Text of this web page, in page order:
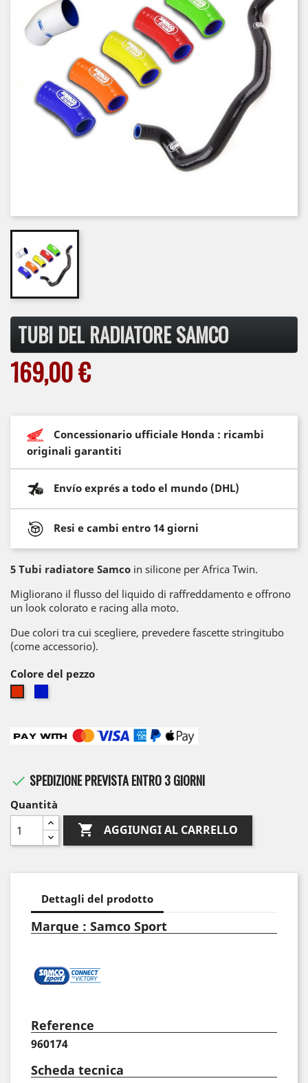
TUBI DEL RADIATORE SAMCO
169,00 €
Concessionario ufficiale Honda : ricambi
originali garantiti
Envío exprés a todo el mundo (DHL)
Resi e cambi entro 14 giorni
5 Tubi radiatore Samco in silicone per Africa Twin.
Migliorano il flusso del liquido di raffreddamento e offrono
un look colorato e racing alla moto.
Due colori tra cui scegliere, prevedere fascette stringitubo
(come accessorio).
Colore del pezzo
 SPEDIZIONE PREVISTA ENTRO 3 GIORNI
Quantità
 AGGIUNGI AL CARRELLO
Dettagli del prodotto
Marque : Samco Sport
Reference
960174
Scheda tecnica